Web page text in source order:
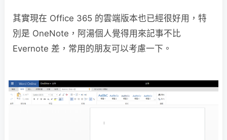
其實現在 Office 365 的雲端版本也已經很好用，特
別是 OneNote，阿湯個人覺得用來記事不比
Evernote 差，常用的朋友可以考慮一下。